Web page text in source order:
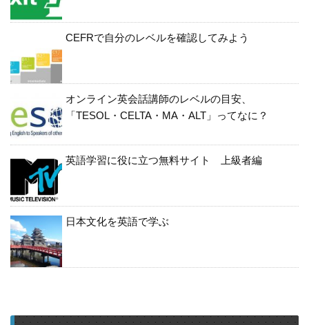
CEFRで自分のレベルを確認してみよう
オンライン英会話講師のレベルの目安、
「TESOL・CELTA・MA・ALT」ってなに？
英語学習に役に立つ無料サイト 上級者編
日本文化を英語で学ぶ